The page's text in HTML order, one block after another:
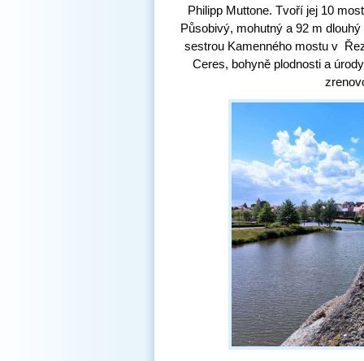
Philipp Muttone. Tvoří jej 10
Působivý, mohutný a 92 m
sestrou Kamenného mostu v
Ceres, bohyně plodnosti a